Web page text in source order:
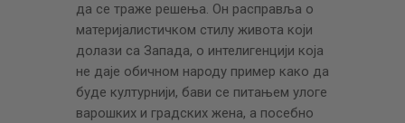
да се траже решења. Он расправља о
материјалистичком стилу живота који
долази са Запада, о интелигенцији која
не даје обичном народу пример како да
буде културнији, бави се питањем улоге
варошких и градских жена, а посебно